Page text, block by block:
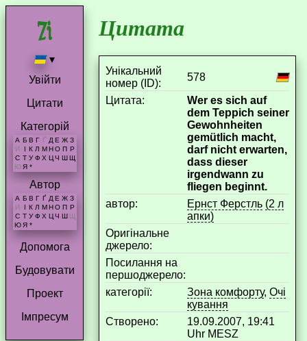
▾
Увійти
Цитати
Категорій
А Б В Г Ґ Д Е Ж З
И
І К Л М Н О П Р
С Т У Ф Х Ц Ч Ш Щ
Ю Я *
Автор
А Б В Г Ґ Д Е Ж З
И
К Л М Н О П Р
С Т У Ф Х Ц Ч Ш Щ
Ю Я *
Допомога
Будовувати
Проект
Імпресум
Цитата
Унікальний
номер (ID):
578
Цитата:
Wer es sich auf
dem Teppich seiner
Gewohnheiten
gemütlich macht,
darf nicht erwarten,
dass dieser
irgendwann zu
fliegen beginnt.
aвтор:
Ернст Ферстль (2 л
апки)
Оригінальне
джерело:
Посилання на
першоджерело:
категорії:
Зона комфорту, Очі
кування
Створено:
19.09.2007, 19:41
Uhr MESZ